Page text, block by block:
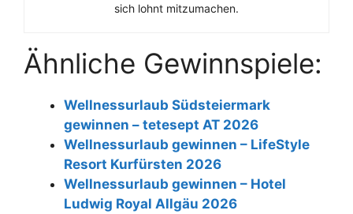
sich lohnt mitzumachen.
Ähnliche Gewinnspiele:
Wellnessurlaub Südsteiermark
gewinnen – tetesept AT 2026
Wellnessurlaub gewinnen – LifeStyle
Resort Kurfürsten 2026
Wellnessurlaub gewinnen – Hotel
Ludwig Royal Allgäu 2026